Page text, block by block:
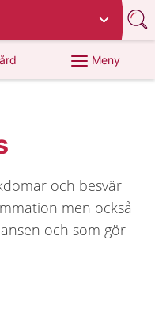
Meny
och besvär
men också
och som gör